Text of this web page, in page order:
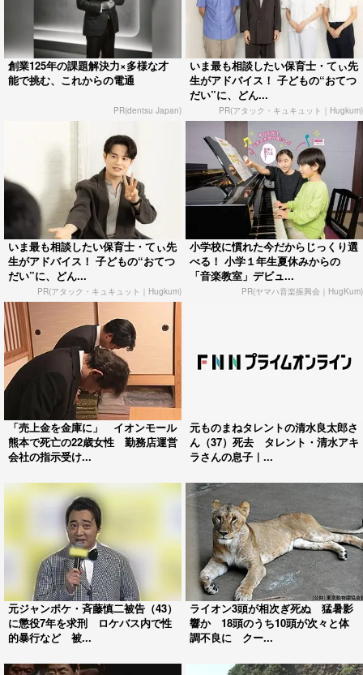
創業125年の課題解決力×多様な才
能で挑む、これからの電通
PR(dentsu Japan)
いま最も相談したい保育士・てぃ先
生がアドバイス！ 子どもの“おてつ
だい”に、どん...
PR(アタック・キュキュット｜Hugkum)
いま最も相談したい保育士・てぃ先
生がアドバイス！ 子どもの“おてつ
だい”に、どん...
PR(アタック・キュキュット｜Hugkum)
小学校に慣れた今だからじっくり選
べる！ 小学１年生夏休みからの
「音楽教室」デビュ...
PR(ヤマハ音楽振興会｜HugKum)
「売上金を金庫に」 イオンモール
熊本で死亡の22歳女性 勤務店運営
会社の指示受け...
元ものまねタレントの清水良太郎さ
ん（37）死去 タレント・清水アキ
ラさんの息子｜...
元ジャンポケ・斉藤慎二被告（43）
に懲役7年を求刑 ロケバス内で性
的暴行など 被...
ライオン3頭が相次ぎ死ぬ 猛暑影
響か 18頭のうち10頭が次々と体
調不良に クー...